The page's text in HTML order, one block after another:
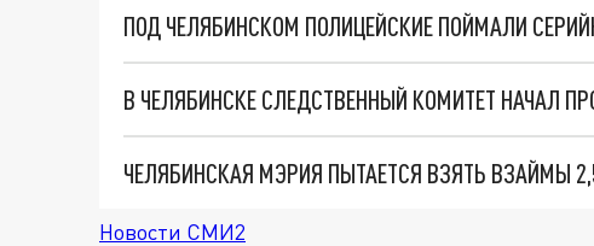
ПОД ЧЕЛЯБИНСКОМ ПОЛИЦЕЙСКИЕ ПОЙМАЛИ
В ЧЕЛЯБИНСКЕ СЛЕДСТВЕННЫЙ КОМИТЕТ НАЧАЛ
ЧЕЛЯБИНСКАЯ МЭРИЯ ПЫТАЕТСЯ ВЗЯТЬ ВЗАЙМЫ
Новости СМИ2